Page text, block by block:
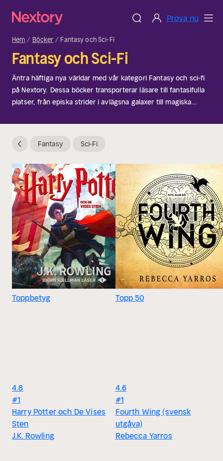
Prova nu
Hem Böcker Fantasy och Sci-Fi
Fantasy och Sci-Fi
Äntra häftiga nya världar med vår kategori Fantasy och sci-fi
på Nextory. Dessa böcker transporterar läsare till fantasifulla
platser, från episka strider i avlägsna galaxer till magiska
fiktion som älskar att utforska det okända. Oavsett om du
kategori ett brett utbud av berättelser som tänjer på
verklighetens gränser.
Fantasy Sci-Fi
Toppbetyg
4.8
#1
Harry Potter och De Vises
Sten
J.K. Rowling
Topp 50
4.6
#1
Fourth Wing (svensk
utgåva)
Rebecca Yarros